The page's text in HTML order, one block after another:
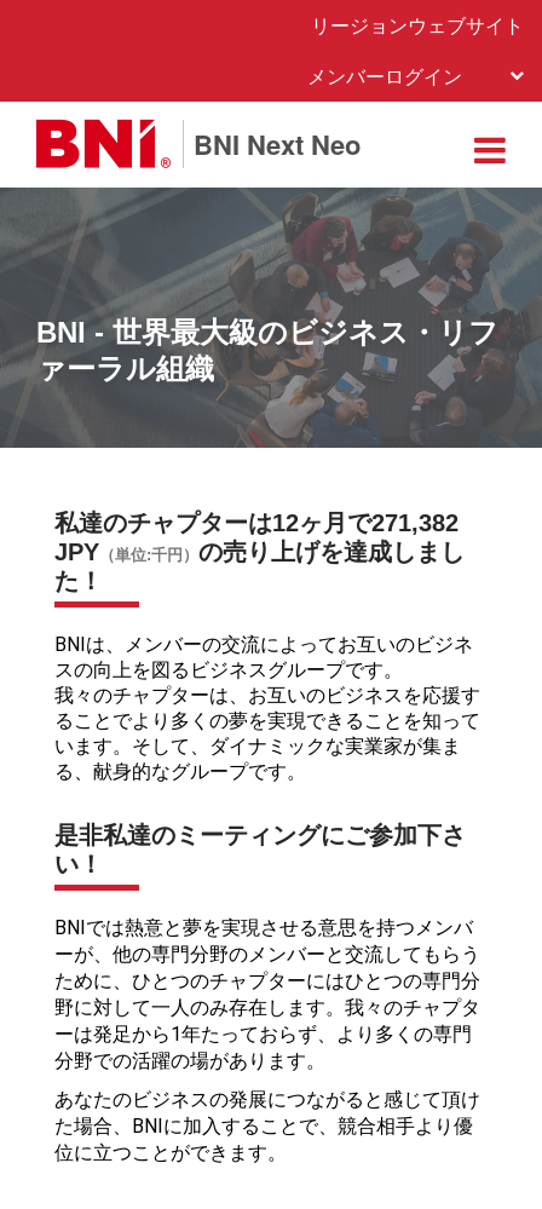
リージョンウェブサイト
メンバーログイン
BNI Next Neo
BNI - 世界最大級のビジネス・リフ
ァーラル組織
私達のチャプターは12ヶ月で271,382
JPY （単位:千円） の売り上げを達成しまし
た！
BNIは、メンバーの交流によってお互いのビジネ
スの向上を図るビジネスグループです。
我々のチャプターは、お互いのビジネスを応援す
ることでより多くの夢を実現できることを知って
います。そして、ダイナミックな実業家が集ま
る、献身的なグループです。
是非私達のミーティングにご参加下さ
い！
BNIでは熱意と夢を実現させる意思を持つメンバ
ーが、他の専門分野のメンバーと交流してもらう
ために、ひとつのチャプターにはひとつの専門分
野に対して一人のみ存在します。我々のチャプタ
ーは発足から1年たっておらず、より多くの専門
分野での活躍の場があります。
あなたのビジネスの発展につながると感じて頂け
た場合、BNIに加入することで、競合相手より優
位に立つことができます。